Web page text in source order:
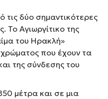
τις δύο σημαντικότερες
Το Αγιωργίτικο της
του Ηρακλή»
χρώματος που έχουν τα
της σύνδεσης του
μέτρα και σε μια